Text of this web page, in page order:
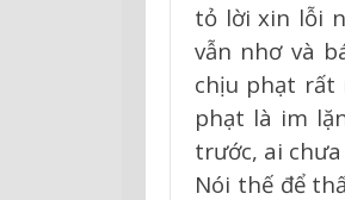
tỏ lời xin lỗi
vẫn nhơ và
chịu phạt rất
phạt là im
trước, ai
Nói thế để